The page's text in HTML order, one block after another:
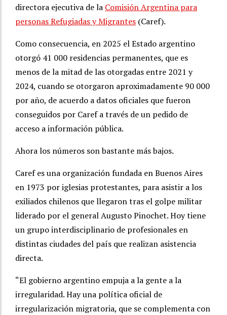
directora ejecutiva de la Comisión Argentina para
personas Refugiadas y Migrantes (Caref).
Como consecuencia, en 2025 el Estado argentino
otorgó 41 000 residencias permanentes, que es
menos de la mitad de las otorgadas entre 2021 y
2024, cuando se otorgaron aproximadamente 90 000
por año, de acuerdo a datos oficiales que fueron
conseguidos por Caref a través de un pedido de
acceso a información pública.
Ahora los números son bastante más bajos.
Caref es una organización fundada en Buenos Aires
en 1973 por iglesias protestantes, para asistir a los
exiliados chilenos que llegaron tras el golpe militar
liderado por el general Augusto Pinochet. Hoy tiene
un grupo interdisciplinario de profesionales en
distintas ciudades del país que realizan asistencia
directa.
“El gobierno argentino empuja a la gente a la
irregularidad. Hay una política oficial de
irregularización migratoria, que se complementa con